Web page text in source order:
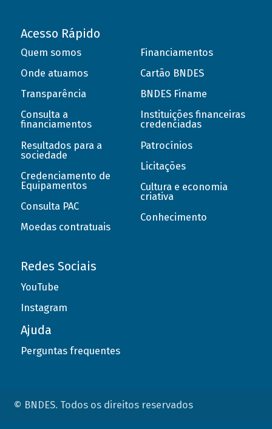
Acesso Rápido
Quem somos
Onde atuamos
Transparência
Consulta a
financiamentos
Resultados para a
sociedade
Credenciamento de
Equipamentos
Consulta PAC
Moedas contratuais
Financiamentos
Cartão BNDES
BNDES Finame
Instituições financeiras
credenciadas
Patrocínios
Licitações
Cultura e economia
criativa
Conhecimento
Redes Sociais
YouTube
Instagram
Ajuda
Perguntas frequentes
© BNDES. Todos os direitos reservados